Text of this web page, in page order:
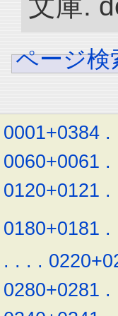
ページ検
0001+0384 .
0060+0061 .
0120+0121 .
0180+0181 .
. . . .
0280+0281 .